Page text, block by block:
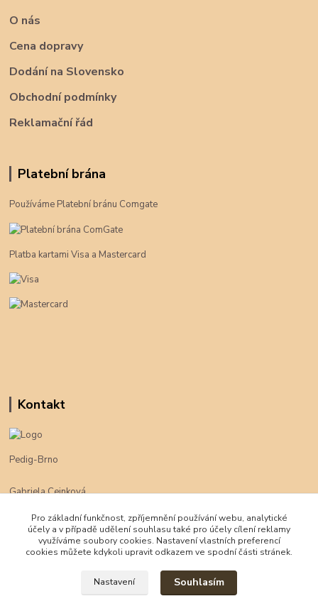
O nás
Cena dopravy
Dodání na Slovensko
Obchodní podmínky
Reklamační řád
Platební brána
Používáme Platební bránu Comgate
Platba kartami Visa a Mastercard
Kontakt
Pedig-Brno
Gabriela Cejnková
klimpe@klimpe.cz
Pro základní funkčnost, zpříjemnění používání webu, analytické
účely a v případě udělení souhlasu také pro účely cílení reklamy
využíváme soubory cookies. Nastavení vlastních preferencí
cookies můžete kdykoli upravit odkazem ve spodní části stránek.
Nastavení Souhlasím